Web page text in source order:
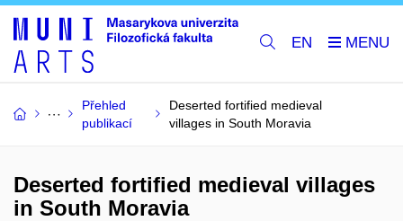
EN
Přehled
publikací
Deserted fortified medieval
villages in South Moravia
Deserted fortified medieval villages
in South Moravia